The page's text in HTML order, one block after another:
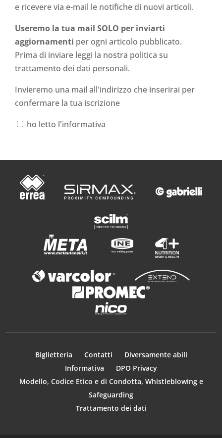
e ricevere via e-mail le notifiche di nuovi articoli.
Useremo la tua mail SOLO per inviarti
aggiornamenti per ogni articolo pubblicato.
Prima di inviare leggi la nostra politica su
trattamento dei dati personali.
Invieremo una mail all'indirizzo che inserirai per
confermare la tua iscrizione
ho letto l'informativa
Biglietteria Contatti
Diversamente abili
Informativa
DPO Privacy
Modello, Codice Etico e di Condotta, Whistleblowing e
Safeguarding
Trattamento dei dati